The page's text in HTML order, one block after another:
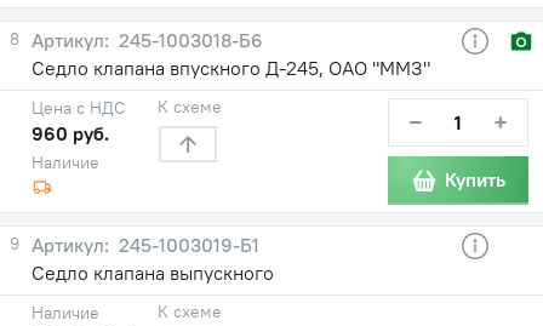
8
245-1003018-Б6
Седло клапана впускного Д-245, ОАО "ММЗ"
Наличие
Цена с НДС
960 руб.
К схеме − +
Купить
9
245-1003019-Б1
Седло клапана выпускного
Наличие
К схеме